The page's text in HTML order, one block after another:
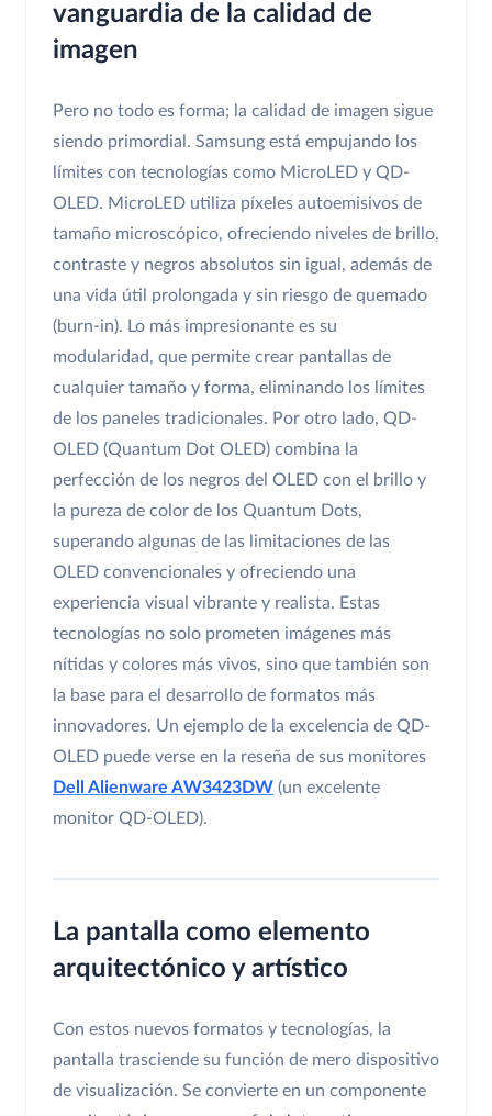
vanguardia de la calidad de
imagen
Pero no todo es forma; la calidad de imagen sigue
siendo primordial. Samsung está empujando los
límites con tecnologías como MicroLED y QD-
OLED. MicroLED utiliza píxeles autoemisivos de
tamaño microscópico, ofreciendo niveles de brillo,
contraste y negros absolutos sin igual, además de
una vida útil prolongada y sin riesgo de quemado
(burn-in). Lo más impresionante es su
modularidad, que permite crear pantallas de
cualquier tamaño y forma, eliminando los límites
de los paneles tradicionales. Por otro lado, QD-
OLED (Quantum Dot OLED) combina la
perfección de los negros del OLED con el brillo y
la pureza de color de los Quantum Dots,
superando algunas de las limitaciones de las
OLED convencionales y ofreciendo una
experiencia visual vibrante y realista. Estas
tecnologías no solo prometen imágenes más
nítidas y colores más vivos, sino que también son
la base para el desarrollo de formatos más
innovadores. Un ejemplo de la excelencia de QD-
OLED puede verse en la reseña de sus monitores
Dell Alienware AW3423DW (un excelente
monitor QD-OLED).
La pantalla como elemento
arquitectónico y artístico
Con estos nuevos formatos y tecnologías, la
pantalla trasciende su función de mero dispositivo
de visualización. Se convierte en un componente